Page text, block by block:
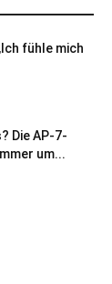
fühle mich
Die AP-7-
um...